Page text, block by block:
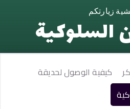
زيارتكم
السلوكية
كيفية الوصول لحديقة